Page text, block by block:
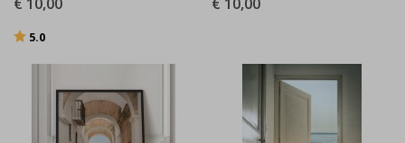
Beoordeling:
5.0